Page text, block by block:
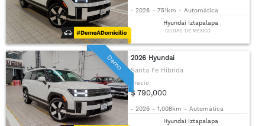
- 2026 - 751km - Automática
Hyundai Iztapalapa
CIUDAD DE MÉXICO
Demo
2026 Hyundai
Santa Fe Híbrida
Precio
$ 790,000
- 2026 - 1,008km - Automática
Hyundai Iztapalapa